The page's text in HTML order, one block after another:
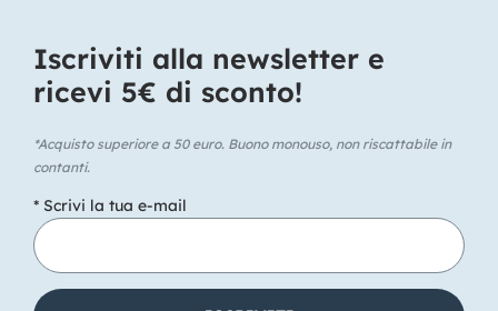
Iscriviti alla newsletter e
ricevi 5€ di sconto!​
*Acquisto superiore a 50 euro. Buono monouso, non riscattabile in
contanti.
* Scrivi la tua e-mail